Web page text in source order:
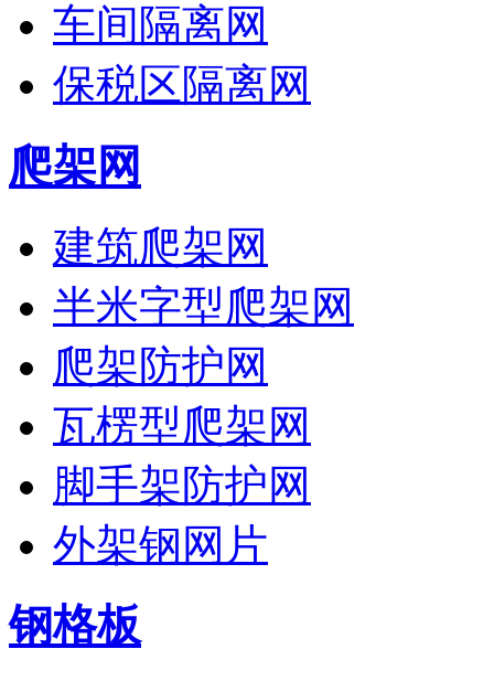
车间隔离网
保税区隔离网
爬架网
建筑爬架网
半米字型爬架网
爬架防护网
瓦楞型爬架网
脚手架防护网
外架钢网片
钢格板